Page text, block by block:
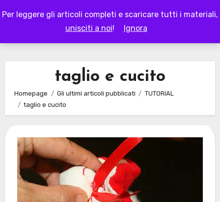
Per leggere gli articoli completi e scaricare tutti i materiali,
unisciti a noi! Ignora
to
LAPAPPADOLCE
taglio e cucito
Homepage Gli ultimi articoli pubblicati
TUTORIAL
taglio e cucito